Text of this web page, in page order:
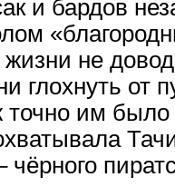
и бардов
не
глохнуть
им было
чёрного